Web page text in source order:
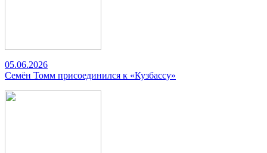
05.06.2026
Семён Томм присоединился к «Кузбассу»